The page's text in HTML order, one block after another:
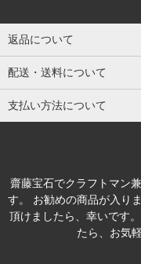
返品について
配送・送料について
支払い方法について
齋藤宝石でクラフトマン
す。 お勧めの商品が入り
頂けましたら、幸いです
たら、お気